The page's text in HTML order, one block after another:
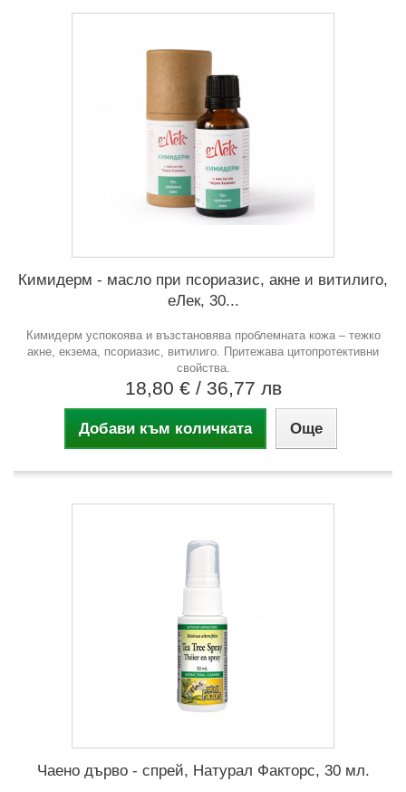
Кимидерм - масло при псориазис, акне и витилиго,
еЛек, 30...
Кимидерм успокоява и възстановява проблемната кожа – тежко
акне, екзема, псориазис, витилиго. Притежава цитопротективни
свойства.
18,80 € / 36,77 лв
Добави към количката Още
Чаено дърво - спрей, Натурал Факторс, 30 мл.